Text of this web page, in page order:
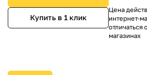
Купить в 1 клик
Цена
интернет-
отличаться
магазинах